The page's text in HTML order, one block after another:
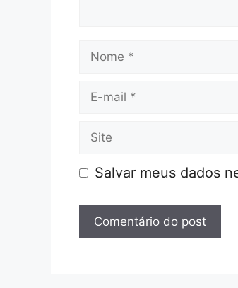
Nome
E-
Site
Salvar meus dados